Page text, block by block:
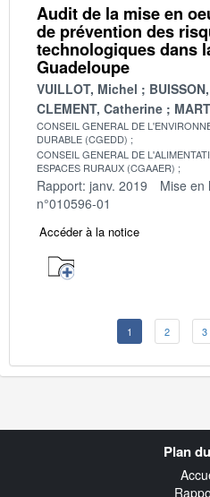
Audit de la mise en
de prévention des
technologiques dans
Guadeloupe
VUILLOT, Michel
CLEMENT, Catherine
CONSEIL GENERAL DE
DURABLE (CGEDD)
CONSEIL GENERAL DE
ESPACES RURAUX (CGAAER)
Rapport: janv. 2019 Mise en
n°010596-01
Accéder à la notice
1 2 3
Plan